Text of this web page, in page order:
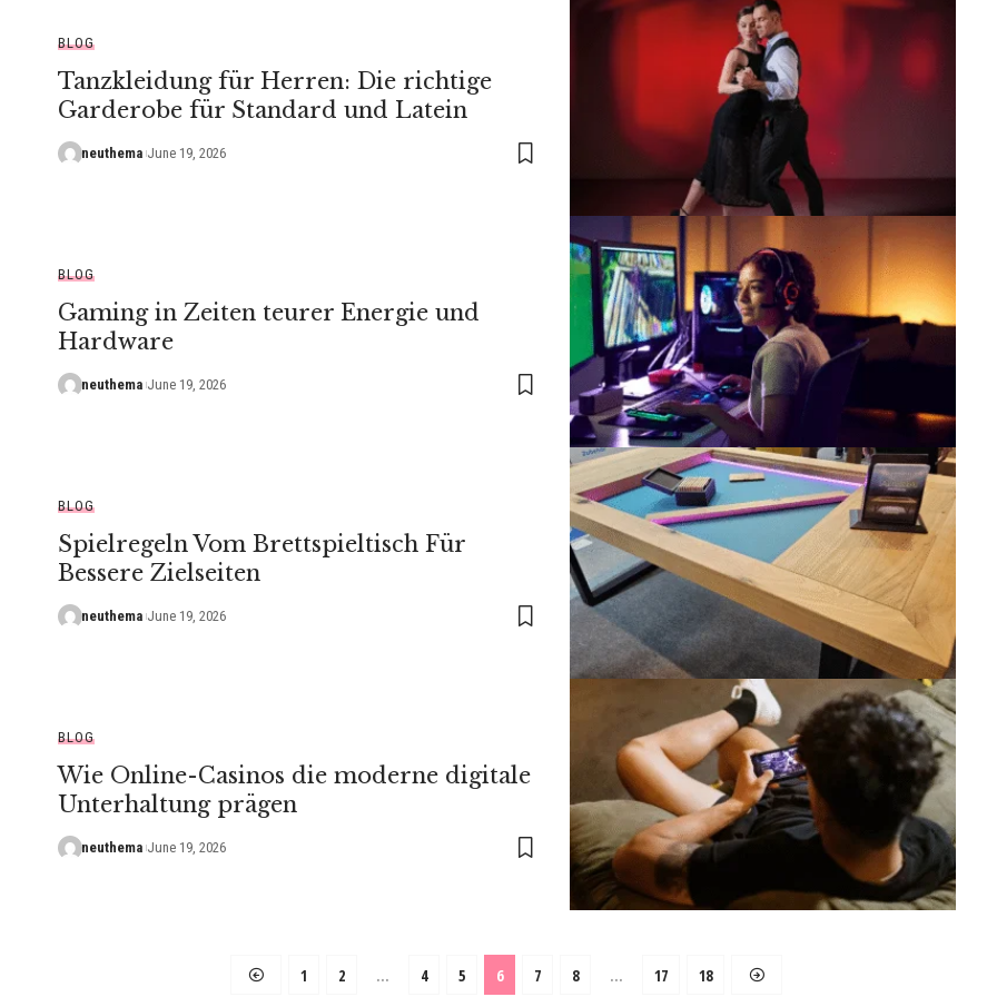
BLOG
Tanzkleidung für Herren: Die richtige
Garderobe für Standard und Latein
neuthema June 19, 2026
BLOG
Gaming in Zeiten teurer Energie und
Hardware
neuthema June 19, 2026
BLOG
Spielregeln Vom Brettspieltisch Für
Bessere Zielseiten
neuthema June 19, 2026
BLOG
Wie Online-Casinos die moderne digitale
Unterhaltung prägen
neuthema June 19, 2026
1 2 … 4 5 6 7 8 … 17 18